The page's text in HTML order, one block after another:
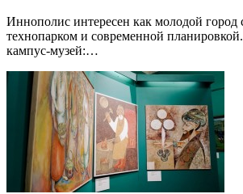
Иннополис интересен как молодой город
технопарком и современной
кампус-музей:…